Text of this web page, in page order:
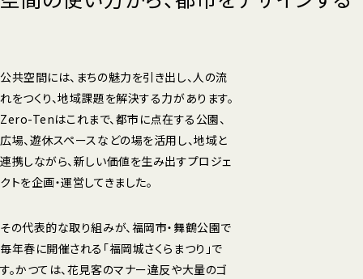
公共空間には、まちの魅力を引き出し、人の流
れをつくり、地域課題を解決する力があります。
Zero-Tenはこれまで、都市に点在する公園、
広場、遊休スペースなどの場を活用し、地域と
連携しながら、新しい価値を生み出すプロジェ
クトを企画・運営してきました。
その代表的な取り組みが、福岡市・舞鶴公園で
毎年春に開催される「福岡城さくらまつり」で
す。かつては、花見客のマナー違反や大量のゴ